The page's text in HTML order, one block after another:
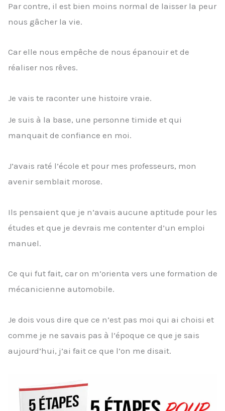
Par contre, il est bien moins normal de laisser la peur
nous gâcher la vie.
Car elle nous empêche de nous épanouir et de
réaliser nos rêves.
Je vais te raconter une histoire vraie.
Je suis à la base, une personne timide et qui
manquait de confiance en moi.
J’avais raté l’école et pour mes professeurs, mon
avenir semblait morose.
Ils pensaient que je n’avais aucune aptitude pour les
études et que je devrais me contenter d’un emploi
manuel.
Ce qui fut fait, car on m’orienta vers une formation de
mécanicienne automobile.
Je dois vous dire que ce n’est pas moi qui ai choisi et
comme je ne savais pas à l’époque ce que je sais
aujourd’hui, j’ai fait ce que l’on me disait.